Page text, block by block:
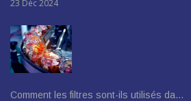
23 Déc 2024
Comment les filtres sont-ils utilisés da…